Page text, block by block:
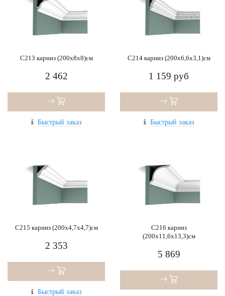
C213 карниз (200x8x8)см
2 462
Быстрый заказ
C214 карниз (200x6,6x3,1)см
1 159 руб
Быстрый заказ
C215 карниз (200x4,7x4,7)см
2 353
Быстрый заказ
C216 карниз
(200x11,6x13,3)см
5 869